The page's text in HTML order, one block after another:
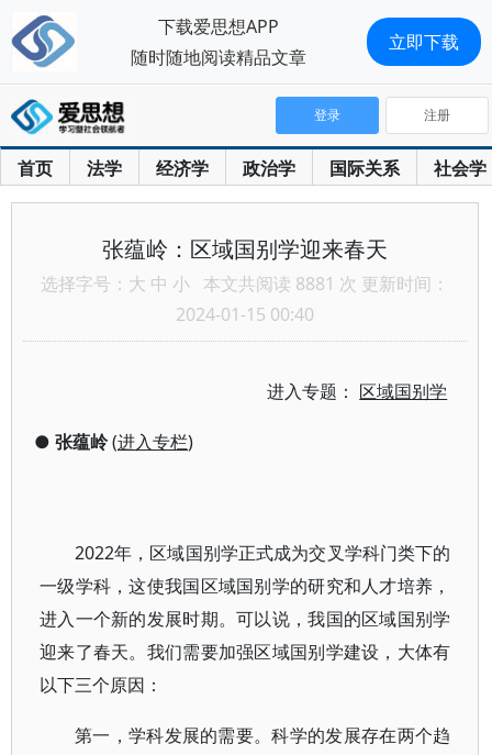
首页 法学 经济学 政治学 国际关系 社会学
登录 注册
张蕴岭：区域国别学迎来春天
选择字号： 大 中 小 本文共阅读 8881 次 更新时间：
2024-01-15 00:40
进入专题： 区域国别学
● 张蕴岭(进入专栏)
2022年，区域国别学正式成为交叉学科门类下的
一级学科，这使我国区域国别学的研究和人才培养，
进入一个新的发展时期。可以说，我国的区域国别学
迎来了春天。我们需要加强区域国别学建设，大体有
以下三个原因：
第一，学科发展的需要。科学的发展存在两个趋
下载爱思想APP
随时随地阅读精品文章
立即下载